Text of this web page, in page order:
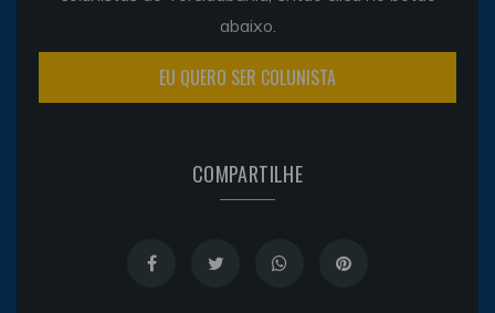
abaixo.
EU QUERO SER COLUNISTA
COMPARTILHE